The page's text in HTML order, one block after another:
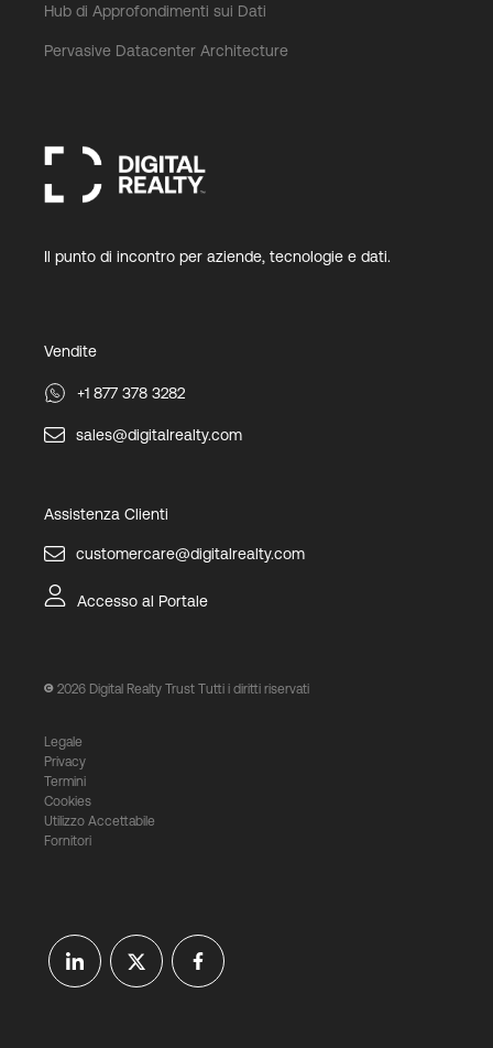
Hub di Approfondimenti sui Dati
Pervasive Datacenter Architecture
Il punto di incontro per aziende, tecnologie e dati.
Vendite
+1 877 378 3282
sales@digitalrealty.com
Assistenza Clienti
customercare@digitalrealty.com
Accesso al Portale
2026 Digital Realty Trust Tutti i diritti riservati
Legale
Privacy
Termini
Cookies
Utilizzo Accettabile
Fornitori